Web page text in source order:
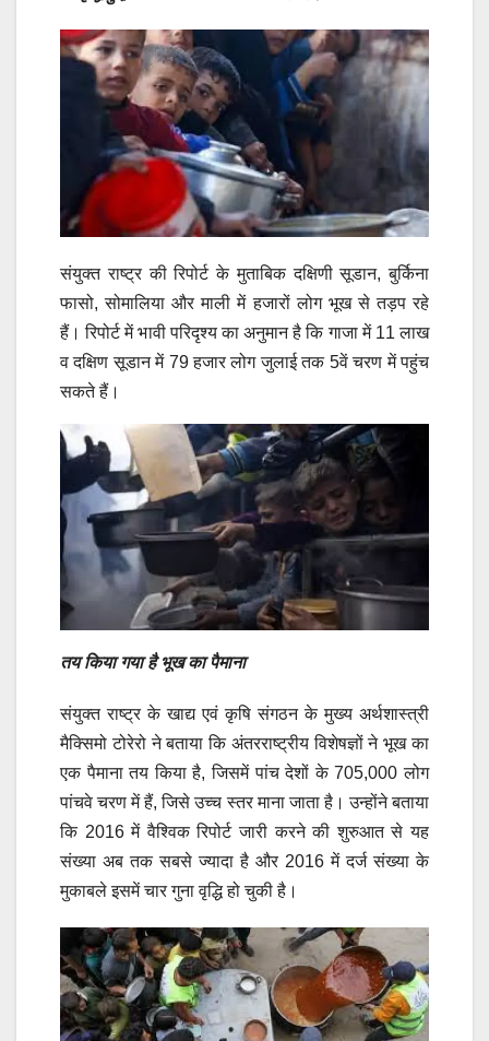
संयुक्त राष्ट्र की रिपोर्ट के मुताबिक दक्षिणी सूडान, बुर्किना
फासो, सोमालिया और माली में हजारों लोग भूख से तड़प रहे
हैं। रिपोर्ट में भावी परिदृश्य का अनुमान है कि गाजा में 11 लाख
व दक्षिण सूडान में 79 हजार लोग जुलाई तक 5वें चरण में पहुंच
सकते हैं।
तय किया गया है भूख का पैमाना
संयुक्त राष्ट्र के खाद्य एवं कृषि संगठन के मुख्य अर्थशास्त्री
मैक्सिमो टोरेरो ने बताया कि अंतरराष्ट्रीय विशेषज्ञों ने भूख का
एक पैमाना तय किया है, जिसमें पांच देशों के 705,000 लोग
पांचवे चरण में हैं, जिसे उच्च स्तर माना जाता है। उन्होंने बताया
कि 2016 में वैश्विक रिपोर्ट जारी करने की शुरुआत से यह
संख्या अब तक सबसे ज्यादा है और 2016 में दर्ज संख्या के
मुकाबले इसमें चार गुना वृद्धि हो चुकी है।